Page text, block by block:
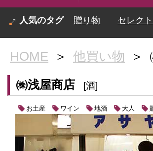
贈り物 セレク
HOME ＞ 他買い物 ＞
㈱浅屋商店 [酒]
お土産 ワイン 地酒 大人